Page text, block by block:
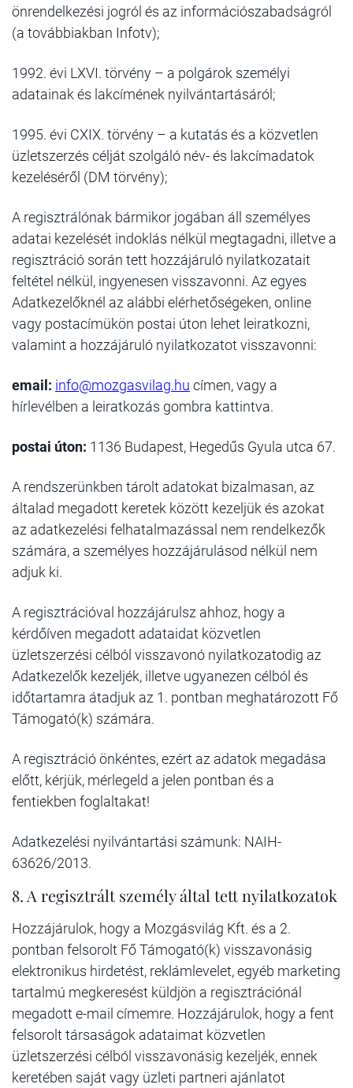
önrendelkezési jogról és az információszabadságról
(a továbbiakban Infotv);
1992. évi LXVI. törvény – a polgárok személyi
adatainak és lakcímének nyilvántartásáról;
1995. évi CXIX. törvény – a kutatás és a közvetlen
üzletszerzés célját szolgáló név- és lakcímadatok
kezeléséről (DM törvény);
A regisztrálónak bármikor jogában áll személyes
adatai kezelését indoklás nélkül megtagadni, illetve a
regisztráció során tett hozzájáruló nyilatkozatait
feltétel nélkül, ingyenesen visszavonni. Az egyes
Adatkezelőknél az alábbi elérhetőségeken, online
vagy postacímükön postai úton lehet leiratkozni,
valamint a hozzájáruló nyilatkozatot visszavonni:
email: info@mozgasvilag.hu címen, vagy a
hírlevélben a leiratkozás gombra kattintva.
postai úton: 1136 Budapest, Hegedűs Gyula utca 67.
A rendszerünkben tárolt adatokat bizalmasan, az
általad megadott keretek között kezeljük és azokat
az adatkezelési felhatalmazással nem rendelkezők
számára, a személyes hozzájárulásod nélkül nem
adjuk ki.
A regisztrációval hozzájárulsz ahhoz, hogy a
kérdőíven megadott adataidat közvetlen
üzletszerzési célból visszavonó nyilatkozatodig az
Adatkezelők kezeljék, illetve ugyanezen célból és
időtartamra átadjuk az 1. pontban meghatározott Fő
Támogató(k) számára.
A regisztráció önkéntes, ezért az adatok megadása
előtt, kérjük, mérlegeld a jelen pontban és a
fentiekben foglaltakat!
Adatkezelési nyilvántartási számunk: NAIH-
63626/2013.
8. A regisztrált személy által tett nyilatkozatok
Hozzájárulok, hogy a Mozgásvilág Kft. és a 2.
pontban felsorolt Fő Támogató(k) visszavonásig
elektronikus hirdetést, reklámlevelet, egyéb marketing
tartalmú megkeresést küldjön a regisztrációnál
megadott e-mail címemre. Hozzájárulok, hogy a fent
felsorolt társaságok adataimat közvetlen
üzletszerzési célból visszavonásig kezeljék, ennek
keretében saját vagy üzleti partneri ajánlatot